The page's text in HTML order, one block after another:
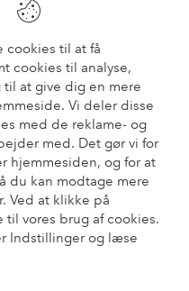
cookies til at få
cookies til analyse,
at give dig en mere
Vi deler disse
med de reklame- og
med. Det gør vi for
hjemmesiden, og for at
du kan modtage mere
Ved at klikke på
vores brug af cookies.
Indstillinger og læse
betalingsmuligheder ?